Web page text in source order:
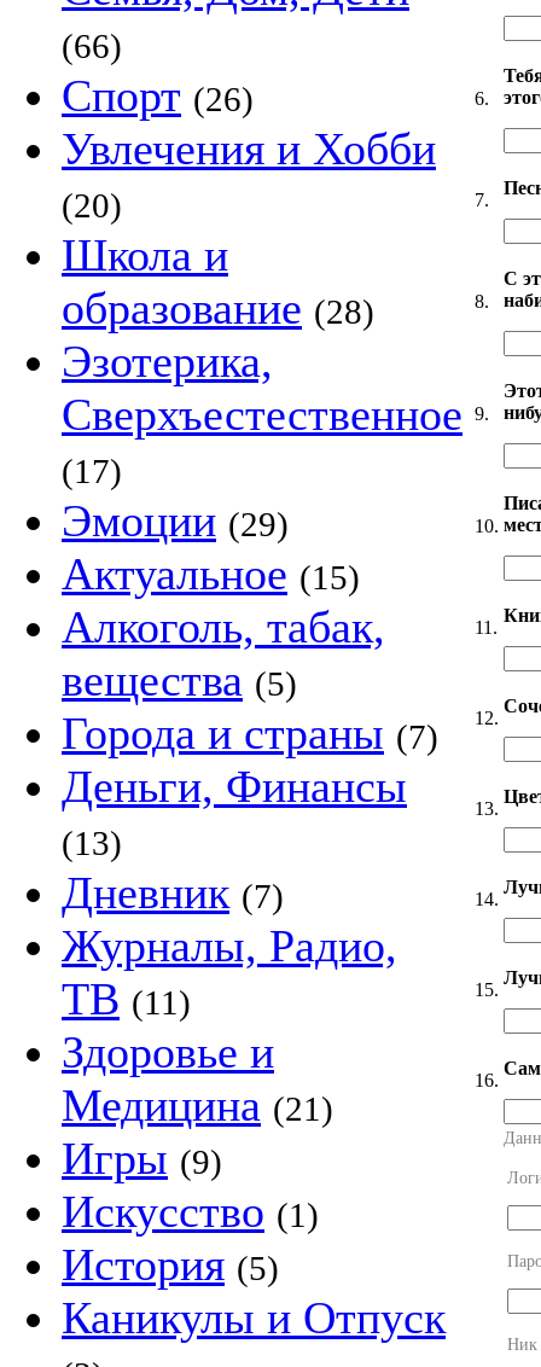
(66)
Спорт (26)
Увлечения и Хобби
(20)
Школа и
образование (28)
Эзотерика,
Сверхъестественное
(17)
Эмоции (29)
Актуальное (15)
Алкоголь, табак,
вещества (5)
Города и страны (7)
Деньги, Финансы
(13)
Дневник (7)
Журналы, Радио,
ТВ (11)
Здоровье и
Медицина (21)
Игры (9)
Искусство (1)
История (5)
Каникулы и Отпуск
6.
7.
8.
С
9.
10.
11.
12.
13.
14.
15.
16.
Ник